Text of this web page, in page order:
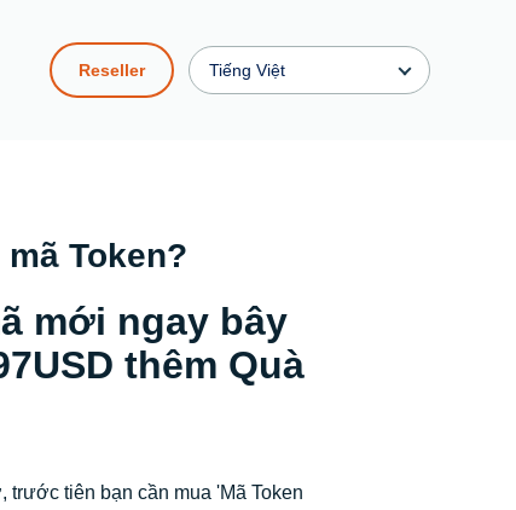
Reseller Tiếng Việt
Token?
mới ngay bây
thêm Quà
trước tiên bạn cần mua 'Mã Token